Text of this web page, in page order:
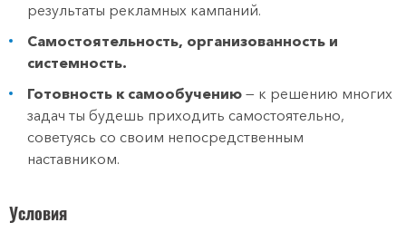
результаты рекламных кампаний.
Самостоятельность, организованность и
системность.
Готовность к самообучению — к решению многих
задач ты будешь приходить самостоятельно,
советуясь со своим непосредственным
наставником.
Условия